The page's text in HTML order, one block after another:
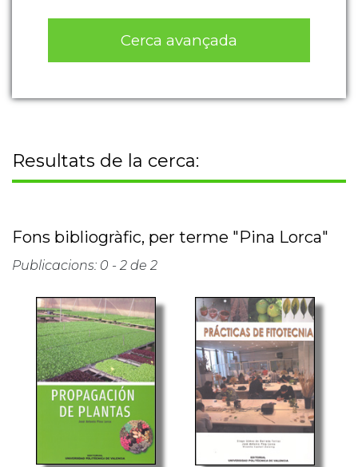
Cerca avançada
Resultats de la cerca:
Fons bibliogràfic, per terme "Pina Lorca"
Publicacions: 0 - 2 de 2